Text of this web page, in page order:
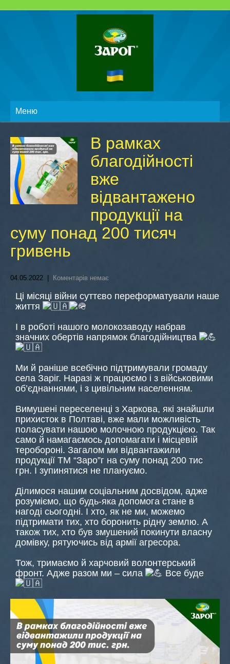
Меню
В рамках
благодійності
вже
відвантажено
продукції на
суму понад 200 тисяч
гривень
04.05.2022 Коментарів немає
Ці місяці війни суттєво переформатували наше
життя
І в роботі нашого молокозаводу набрав
значних обертів напрямок благодійництва
Ми й раніше всебічно підтримували громаду
села Заріг. Наразі ж працюємо і з військовими
об’єднаннями, і з цивільним населенням.
Вимушені переселенці з Харкова, які знайшли
прихисток в Полтаві, вже мали можливість
поласувати нашою молочною продукцією. Так
само й намагаємось допомагати і місцевій
теробороні. Загалом ми відвантажили
продукції ТМ “Заро”г на суму понад 200 тис
грн. І зупинятися не плануємо.
Ділимося нашим соціальним досвідом, адже
розуміємо, що будь-яка допомога стане в
нагоді сьогодні. І хто, як не ми, можемо
підтримати тих, хто боронить рідну землю. А
також тих, хто був змушений покинути власну
домівку, рятуючись від армії агресора.
Тож, тримаємо й харчовий волонтерський
фронт. Адже разом ми – сила
Все буде